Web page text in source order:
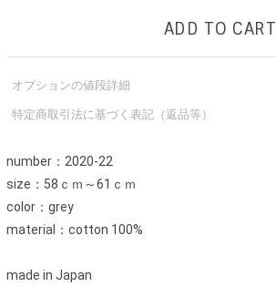
ADD TO CART
オプションの値段詳細
特定商取引法に基づく表記（返品等）
number：2020-22
size：58ｃｍ～61ｃｍ
color：grey
material：cotton 100%
made in Japan